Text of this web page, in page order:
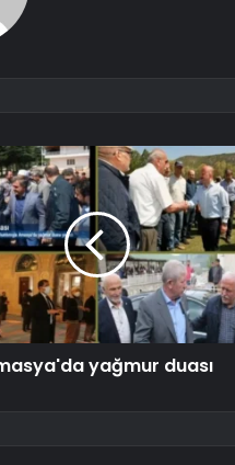
yağmur duası